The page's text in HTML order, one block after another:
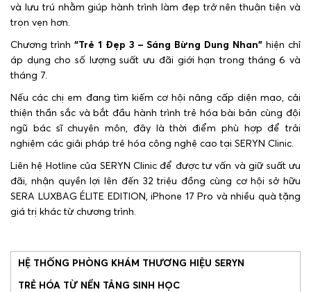
và lưu trú nhằm giúp hành trình làm đẹp trở nên thuận tiện và
trọn vẹn hơn.
Chương trình “Trẻ 1 Đẹp 3 – Sáng Bừng Dung Nhan” hiện chỉ
áp dụng cho số lượng suất ưu đãi giới hạn trong tháng 6 và
tháng 7.
Nếu các chị em đang tìm kiếm cơ hội nâng cấp diện mạo, cải
thiện thần sắc và bắt đầu hành trình trẻ hóa bài bản cùng đội
ngũ bác sĩ chuyên môn, đây là thời điểm phù hợp để trải
nghiệm các giải pháp trẻ hóa công nghệ cao tại SERYN Clinic.
Liên hệ Hotline của SERYN Clinic để được tư vấn và giữ suất ưu
đãi, nhận quyền lợi lên đến 32 triệu đồng cùng cơ hội sở hữu
SERA LUXBAG ÉLITE EDITION, iPhone 17 Pro và nhiều quà tặng
giá trị khác từ chương trình.
HỆ THỐNG PHÒNG KHÁM THƯƠNG HIỆU SERYN
TRẺ HÓA TỪ NỀN TẢNG SINH HỌC